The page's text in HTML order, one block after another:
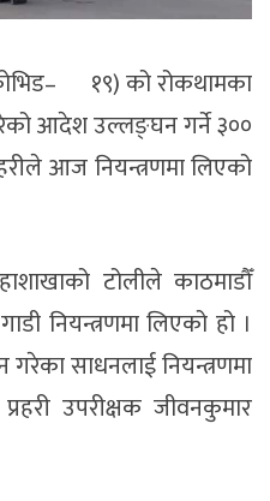
को रोकथामका
आदेश उल्लङ्घन गर्ने ३००
आज नियन्त्रणमा लिएको
टोलीले काठमाडौँ
नियन्त्रणमा लिएको हो ।
गरेका साधनलाई नियन्त्रणमा
उपरीक्षक जीवनकुमार